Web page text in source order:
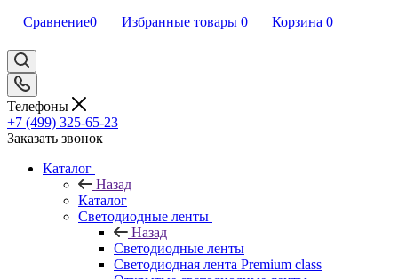
Сравнение0 Избранные товары 0 Корзина 0
Телефоны
+7 (499) 325-65-23
Заказать звонок
Каталог
Назад
Каталог
Светодиодные ленты
Назад
Светодиодные ленты
Светодиодная лента Premium class